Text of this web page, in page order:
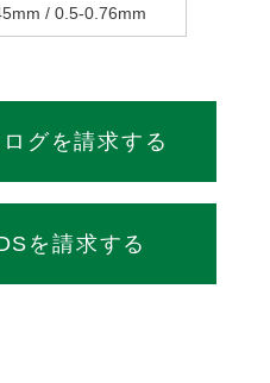
/ 0.5-0.76mm
グを請求する
を請求する